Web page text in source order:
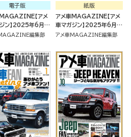
電子版
【アメ
ン】2025年6月号
編集部
紙版
アメ車MAGAZINE【アメ
車マガジン】2025年6月号
[雑誌]
アメ車MAGAZINE編集部